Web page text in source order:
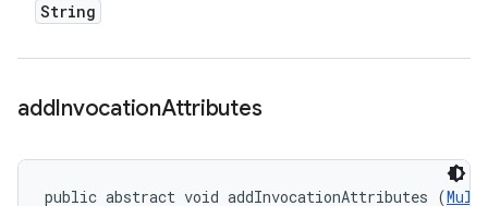
String
addInvocationAttributes
public abstract void addInvocationAttributes (